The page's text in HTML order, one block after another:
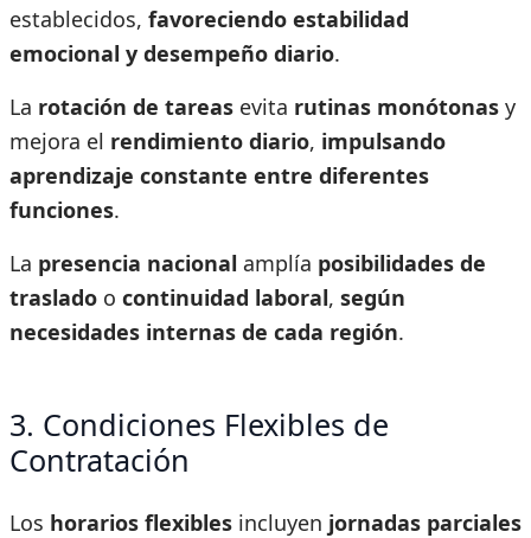
establecidos, favoreciendo estabilidad
emocional y desempeño diario.
La rotación de tareas evita rutinas monótonas y
mejora el rendimiento diario, impulsando
aprendizaje constante entre diferentes
funciones.
La presencia nacional amplía posibilidades de
traslado o continuidad laboral, según
necesidades internas de cada región.
3. Condiciones Flexibles de
Contratación
Los horarios flexibles incluyen jornadas parciales